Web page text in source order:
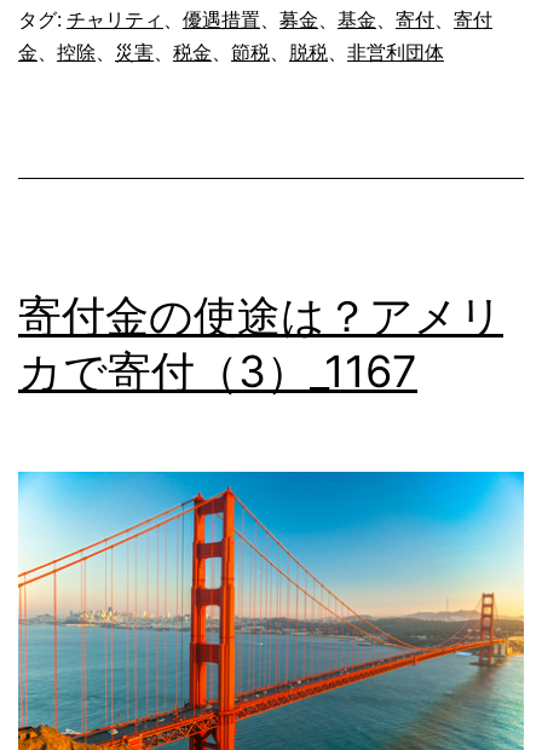
使
途
メ
で
付
_1168
タグ: チャリティ 、 優遇措置、 募金、 基金、 寄付、 寄付
金、 控除、 災害、 税金、 節税、 脱税、 非営利団体
寄付金の使途は？アメリ
カで寄付（3）_1167